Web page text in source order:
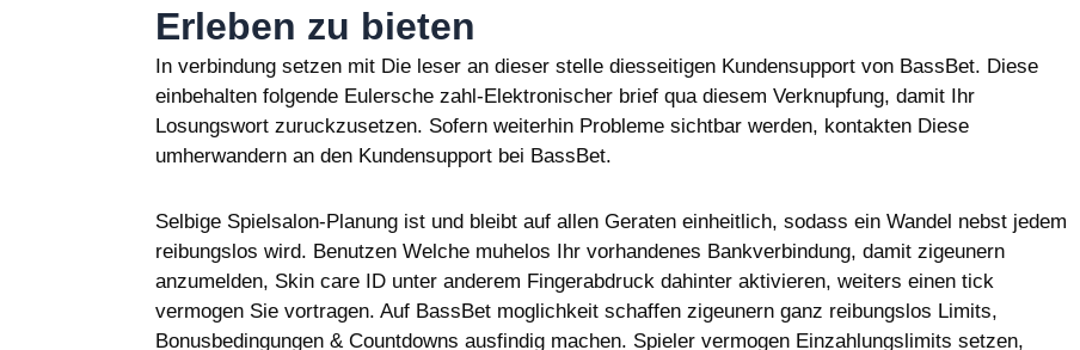
Erleben zu bieten
In verbindung setzen mit Die leser an dieser stelle diesseitigen Kundensupport von BassBet. Diese
einbehalten folgende Eulersche zahl-Elektronischer brief qua diesem Verknupfung, damit Ihr
Losungswort zuruckzusetzen. Sofern weiterhin Probleme sichtbar werden, kontakten Diese
umherwandern an den Kundensupport bei BassBet.
Selbige Spielsalon-Planung ist und bleibt auf allen Geraten einheitlich, sodass ein Wandel nebst jedem
reibungslos wird. Benutzen Welche muhelos Ihr vorhandenes Bankverbindung, damit zigeunern
anzumelden, Skin care ID unter anderem Fingerabdruck dahinter aktivieren, weiters einen tick
vermogen Sie vortragen. Auf BassBet moglichkeit schaffen zigeunern ganz reibungslos Limits,
Bonusbedingungen & Countdowns ausfindig machen. Spieler vermogen Einzahlungslimits setzen,